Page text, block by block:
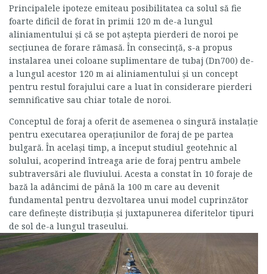
Principalele ipoteze emiteau posibilitatea ca solul să fie
foarte dificil de forat în primii 120 m de-a lungul
aliniamentului și că se pot aștepta pierderi de noroi pe
secțiunea de forare rămasă. În consecință, s-a propus
instalarea unei coloane suplimentare de tubaj (Dn700) de-
a lungul acestor 120 m ai aliniamentului și un concept
pentru restul forajului care a luat în considerare pierderi
semnificative sau chiar totale de noroi.
Conceptul de foraj a oferit de asemenea o singură instalaţie
pentru executarea operațiunilor de foraj de pe partea
bulgară. În același timp, a început studiul geotehnic al
solului, acoperind întreaga arie de foraj pentru ambele
subtraversări ale fluviului. Acesta a constat în 10 foraje de
bază la adâncimi de până la 100 m care au devenit
fundamental pentru dezvoltarea unui model cuprinzător
care definește distribuția și juxtapunerea diferitelor tipuri
de sol de-a lungul traseului.